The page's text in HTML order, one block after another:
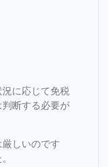
に応じて免税
断する必要が
しいのです